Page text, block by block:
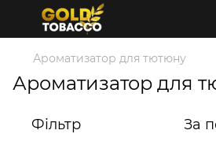
Ароматизатор для тютюну
Ароматизатор для
Фільтр За